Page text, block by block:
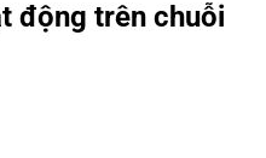
động trên chuỗi